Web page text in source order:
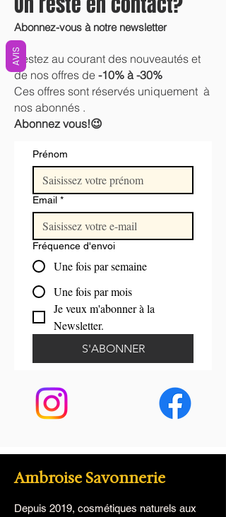
Abonnez-vous à notre newsletter
Restez au courant des nouveautés et
de nos offres de -10% à -30%
Ces offres sont réservés uniquement à
nos abonnés .
Abonnez vous!😉
Prénom
Email *
Fréquence d'envoi
Une fois par semaine
Une fois par mois
Je veux m'abonner à la
Newsletter.
S'ABONNER
Ambroise Savonnerie
Depuis 2019, cosmétiques naturels aux
AVIS